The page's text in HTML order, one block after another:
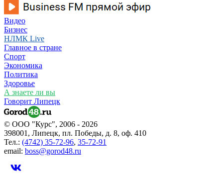
Видео
Бизнес
НЛМК Live
Главное в стране
Спорт
Экономика
Политика
Здоровье
А знаете ли вы
Говорит Липецк
© ООО "Курс", 2006 - 2026
398001, Липецк, пл. Победы, д. 8, оф. 410
Тел.: (4742) 35-72-96, 35-72-91
email: boss@gorod48.ru